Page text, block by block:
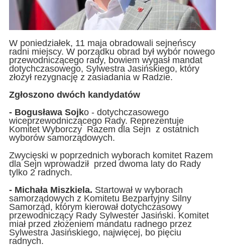
W poniedziałek, 11 maja obradowali sejneńscy
radni miejscy. W porządku obrad był wybór nowego
przewodniczącego rady, bowiem wygasł mandat
dotychczasowego, Sylwestra Jasińskiego, który
złożył rezygnację z zasiadania w Radzie.
Zgłoszono dwóch kandydatów
- Bogusława Sojko - dotychczasowego
wiceprzewodniczącego Rady. Reprezentuje
Komitet Wyborczy Razem dla Sejn z ostatnich
wyborów samorządowych.
Zwycięski w poprzednich wyborach komitet Razem
dla Sejn wprowadził przed dwoma laty do Rady
tylko 2 radnych.
- Michała Miszkiela. Startował w wyborach
samorządowych z Komitetu Bezpartyjny Silny
Samorząd, którym kierował dotychczasowy
przewodniczący Rady Sylwester Jasiński. Komitet
miał przed złożeniem mandatu radnego przez
Sylwestra Jasińskiego, najwięcej, bo pięciu
radnych.